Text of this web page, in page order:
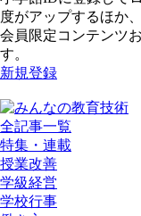
度がアップするほか、
会員限定コンテンツ
す。
新規登録
全記事一覧
特集・連載
授業改善
学級経営
学校行事